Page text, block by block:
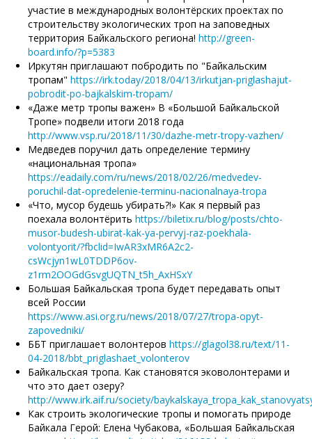
участие в международных волонтёрских проектах по
строительству экологических троп на заповедных
территория Байкальского региона! http://green-
board.info/?p=5383
Иркутян приглашают побродить по "Байкальским
тропам" https://irk.today/2018/04/13/irkutjan-priglashajut-
pobrodit-po-bajkalskim-tropam/
«Даже метр тропы важен» В «Большой Байкальской
Тропе» подвели итоги 2018 года
http://www.vsp.ru/2018/11/30/dazhe-metr-tropy-vazhen/
Медведев поручил дать определение термину
«национальная тропа»
https://eadaily.com/ru/news/2018/02/26/medvedev-
poruchil-dat-opredelenie-terminu-nacionalnaya-tropa
«Что, мусор будешь убирать?!» Как я первый раз
поехала волонтёрить https://biletix.ru/blog/posts/chto-
musor-budesh-ubirat-kak-ya-pervyj-raz-poekhala-
volontyorit/?fbclid=IwAR3xMR6A2c2-
csWcjyn1wL0TDDP6ov-
z1rm2OOGdGsvgUQTN_t5h_AxHSxY
Большая Байкальская тропа будет передавать опыт
всей России
https://www.asi.org.ru/news/2018/07/27/tropa-opyt-
zapovedniki/
ББТ приглашает волонтеров https://glagol38.ru/text/11-
04-2018/bbt_priglashaet_volonterov
Байкальская тропа. Как становятся эковолонтерами и
что это дает озеру?
http://www.irk.aif.ru/society/
Как строить экологические тропы и помогать природе
Байкала Герой: Елена Чубакова, «Большая Байкальская